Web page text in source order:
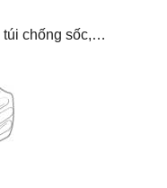
túi chống sốc,…